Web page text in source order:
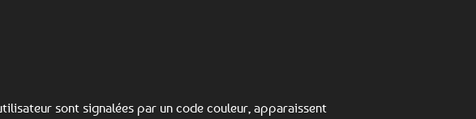
sont signalées par un code couleur, apparaissent